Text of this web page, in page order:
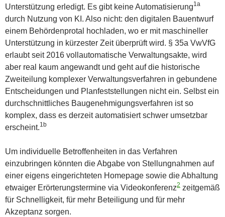
Unterstützung erledigt. Es gibt keine Automatisierung1a
durch Nutzung von KI. Also nicht: den digitalen Bauentwurf
einem Behördenprotal hochladen, wo er mit maschineller
Unterstützung in kürzester Zeit überprüft wird. § 35a VwVfG
erlaubt seit 2016 vollautomatische Verwaltungsakte, wird
aber real kaum angewandt und geht auf die historische
Zweiteilung komplexer Verwaltungsverfahren in gebundene
Entscheidungen und Planfeststellungen nicht ein. Selbst ein
durchschnittliches Baugenehmigungsverfahren ist so
komplex, dass es derzeit automatisiert schwer umsetzbar
erscheint.1b
Um individuelle Betroffenheiten in das Verfahren
einzubringen könnten die Abgabe von Stellungnahmen auf
einer eigens eingerichteten Homepage sowie die Abhaltung
etwaiger Erörterungstermine via Videokonferenz2 zeitgemäß
für Schnelligkeit, für mehr Beteiligung und für mehr
Akzeptanz sorgen.